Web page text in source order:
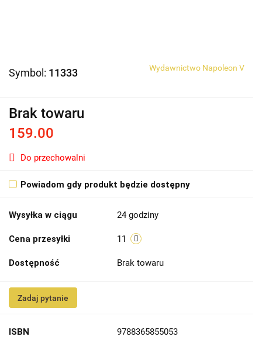
Symbol: 11333 Wydawnictwo Napoleon V
Brak towaru
159.00
Do przechowalni
Powiadom gdy produkt będzie dostępny
Wysyłka w ciągu 24 godziny
Cena przesyłki 11
Dostępność Brak towaru
Zadaj pytanie
ISBN 9788365855053